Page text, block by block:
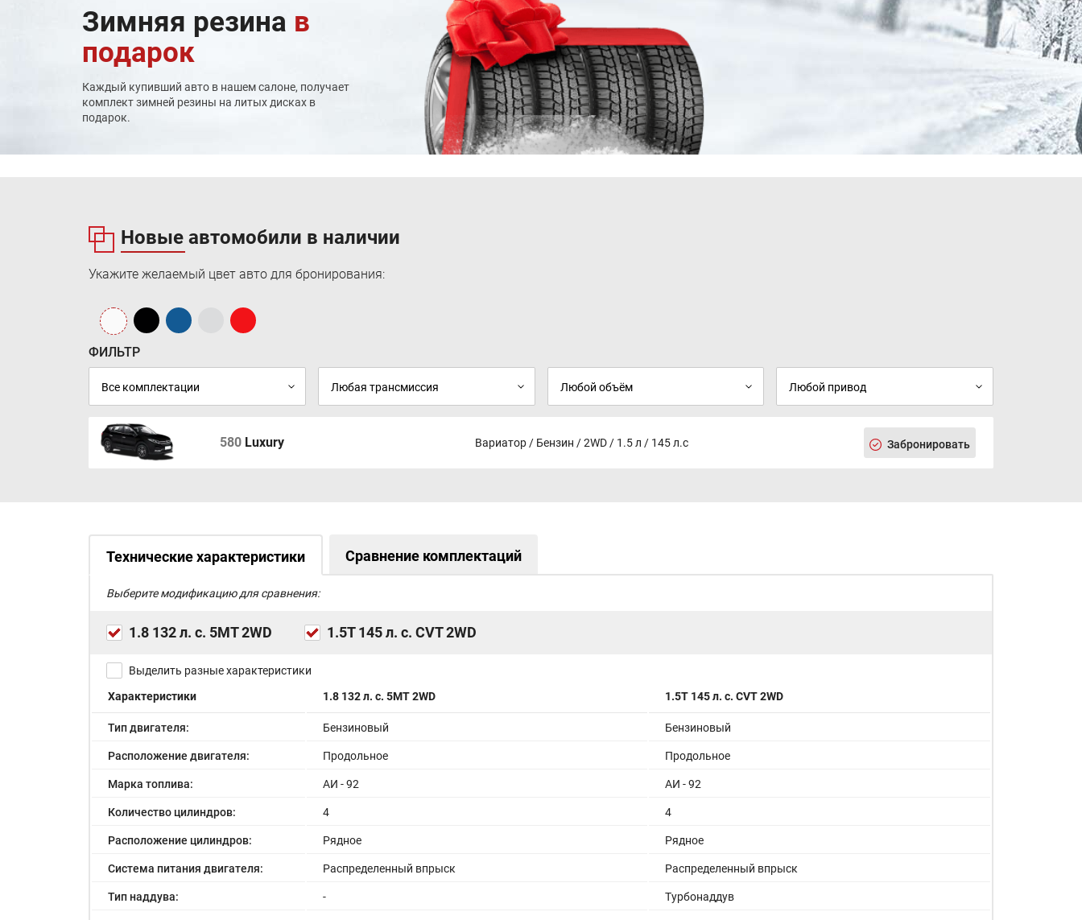
Запасное колесо на железном диске
Бампера в цвет кузова
Галогеновые фары с электрорегулировкой
Задние и передние противотуманные фары
Лампы дневного света
Светодиодные повторители поворотников в
зеркалах
Безкаркасные передние стеклоочистители
Зеркала заднего вида с функцией
электроскладывания и подогревом
Детский замок
Крепления ISOFIX
Центральный замок
Система контроля давления в шинах
Анти-Противобуксовочная система TCS
Система "ЭРА-ГЛОНАСС"
Лампы освещения салона спереди, сзади и в
багажнике
Ящик для хранения в багажнике
Зимняя резина в
подарок
Каждый купивший авто в нашем салоне, получает
комплект зимней резины на литых дисках в
подарок.
Новые автомобили в наличии
Укажите желаемый цвет авто для бронирования:
ФИЛЬТР
580 Luxury Вариатор / Бензин / 2WD / 1.5 л / 145 л.с Забронировать
Технические характеристики Сравнение комплектаций
Выберите модификацию для сравнения:
1.8 132 л. с. 5MT 2WD 1.5Т 145 л. с. CVT 2WD
Выделить разные характеристики
Характеристики
1.8 132 л. с. 5MT 2WD 1.5Т 145 л. с. CVT 2WD
Тип двигателя: Бензиновый Бензиновый
Расположение двигателя: Продольное Продольное
Марка топлива: АИ - 92 АИ - 92
Количество цилиндров: 4 4
Расположение цилиндров: Рядное Рядное
Система питания двигателя: Распределенный впрыск Распределенный впрыск
Тип наддува: - Турбонаддув